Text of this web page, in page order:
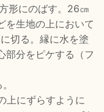
形にのばす。26㎝
を生地の上において
切る。縁に水を塗
部分をピケする（フ
上にずらすように